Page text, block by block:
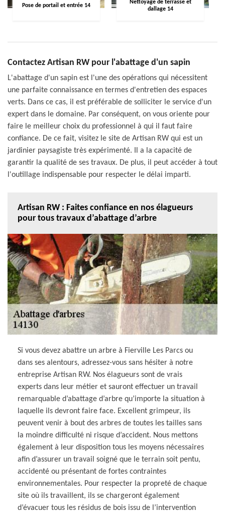
Pose de portail et entrée 14
Nettoyage de terrasse et
dallage 14
Contactez Artisan RW pour l'abattage d'un sapin
L'abattage d'un sapin est l'une des opérations qui nécessitent
une parfaite connaissance en termes d'entretien des espaces
verts. Dans ce cas, il est préférable de solliciter le service d'un
expert dans le domaine. Par conséquent, on vous oriente pour
faire le meilleur choix du professionnel à qui il faut faire
confiance. De ce fait, visitez le site de Artisan RW qui est un
jardinier paysagiste très expérimenté. Il a la capacité de
garantir la qualité de ses travaux. De plus, il peut accéder à tout
l'outillage indispensable pour respecter le délai imparti.
Artisan RW : Faites confiance en nos élagueurs
pour tous travaux d’abattage d’arbre
Si vous devez abattre un arbre à Fierville Les Parcs ou
dans ses alentours, adressez-vous sans hésiter à notre
entreprise Artisan RW. Nos élagueurs sont de vrais
experts dans leur métier et sauront effectuer un travail
remarquable d’abattage d’arbre qu’importe la situation à
laquelle ils devront faire face. Excellent grimpeur, ils
peuvent venir à bout des arbres de toutes les tailles sans
la moindre difficulté ni risque d’accident. Nous mettons
également à leur disposition tous les moyens nécessaires
afin d’assurer un travail soigné que le terrain soit pentu,
accidenté ou présentant de fortes contraintes
environnementales. Pour respecter la propreté de chaque
site où ils travaillent, ils se chargeront également
d’évacuer tous les résidus de bois issu de l’intervention